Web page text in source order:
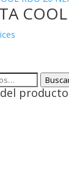
producto